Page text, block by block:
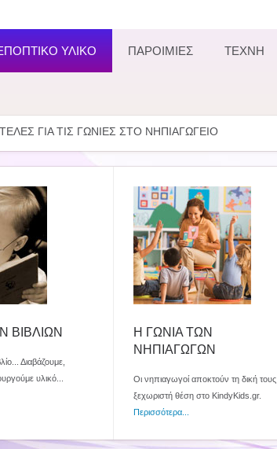
ΥΛΙΚΟ ΠΑΡΟΙΜΙΕΣ ΤΕΧΝΗ
ΓΙΑ ΤΙΣ ΓΩΝΙΕΣ ΣΤΟ ΝΗΠΙΑΓΩΓΕΙΟ
ΒΙΒΛΙΩΝ
Διαβάζουμε,
υλικό...
Η ΓΩΝΙΑ ΤΩΝ
ΝΗΠΙΑΓΩΓΩΝ
Οι νηπιαγωγοί αποκτούν τη δική τους
ξεχωριστή θέση στο KindyKids.gr.
Περισσότερα...